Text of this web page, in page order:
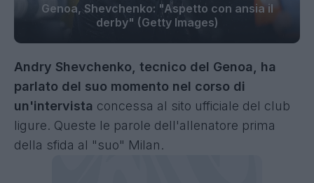
Genoa, Shevchenko: "Aspetto con ansia il
derby" (Getty Images)
Andry Shevchenko, tecnico del Genoa, ha
parlato del suo momento nel corso di
un'intervista concessa al sito ufficiale del club
ligure. Queste le parole dell'allenatore prima
della sfida al "suo" Milan.